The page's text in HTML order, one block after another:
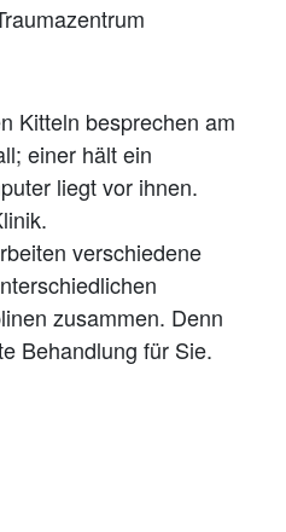
verschiedene
zusammen. Denn
Behandlung für Sie.